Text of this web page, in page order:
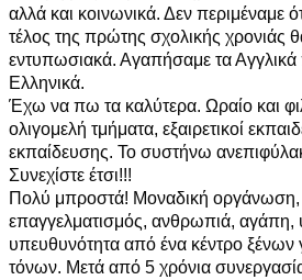
αλλά και κοινωνικά. Δεν περιμέναμε
τέλος της πρώτης σχολικής χρονιάς
εντυπωσιακά. Αγαπήσαμε τα
Ελληνικά.
Έχω να πω τα καλύτερα. Ωραίο και
ολιγομελή τμήματα, εξαιρετικοί
εκπαίδευσης. Το συστήνω
Συνεχίστε έτσι!!!
Πολύ μπροστά! Μοναδική οργάνωση,
επαγγελματισμός, ανθρωπιά, αγάπη,
υπευθυνότητα από ένα κέντρο
τόνων. Μετά από 5 χρόνια